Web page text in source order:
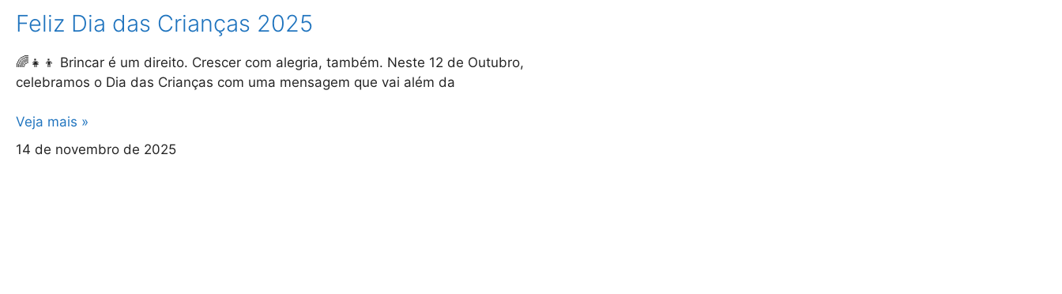
Feliz Dia das Crianças 2025
🌈👧👦 Brincar é um direito. Crescer com alegria, também. Neste 12 de Outubro,
celebramos o Dia das Crianças com uma mensagem que vai além da
Veja mais »
14 de novembro de 2025